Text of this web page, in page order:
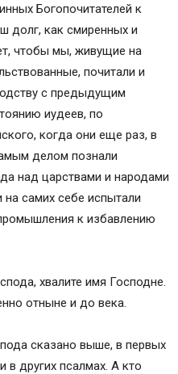
Богопочитателей к
долг, как смиренных и
чтобы мы, живущие на
почитали и
с предыдущим
иудеев, по
когда они еще раз, в
делом познали
над царствами и народами
на самих себе испытали
к избавлению
хвалите имя Господне.
отныне и до века.
сказано выше, в первых
в других псалмах. А кто